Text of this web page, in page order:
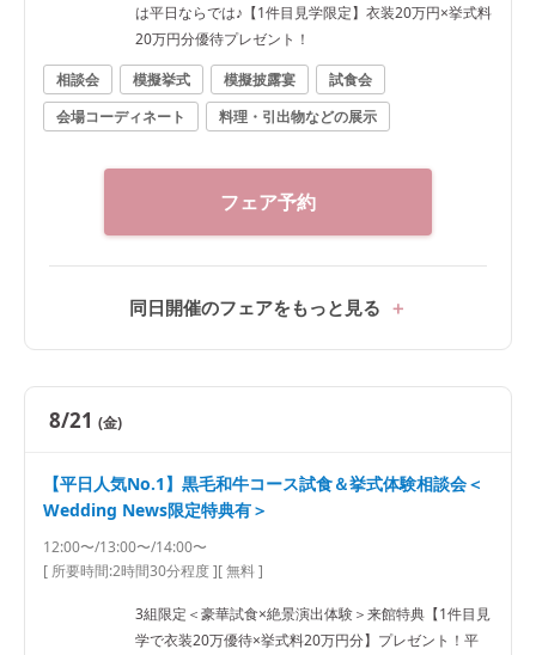
は平日ならでは♪【1件目見学限定】衣装20万円×挙式料
20万円分優待プレゼント！
相談会
模擬挙式 模擬披露宴
試食会
会場コーディネート
料理・引出物などの展示
フェア予約
同日開催のフェアをもっと見る
8/21 (金)
【平日人気No.1】黒毛和牛コース試食＆挙式体験相談会＜
Wedding News限定特典有＞
12:00〜/13:00〜/14:00〜
[ 所要時間:2時間30分程度][ 無料 ]
3組限定＜豪華試食×絶景演出体験＞来館特典【1件目見
学で衣装20万優待×挙式料20万円分】プレゼント！平